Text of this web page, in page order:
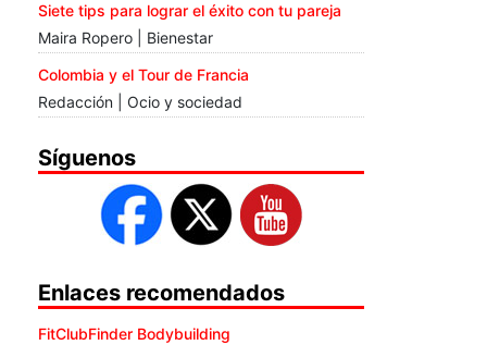
Siete tips para lograr el éxito con tu pareja
Maira Ropero | Bienestar
Colombia y el Tour de Francia
Redacción | Ocio y sociedad
Síguenos
Enlaces recomendados
FitClubFinder Bodybuilding